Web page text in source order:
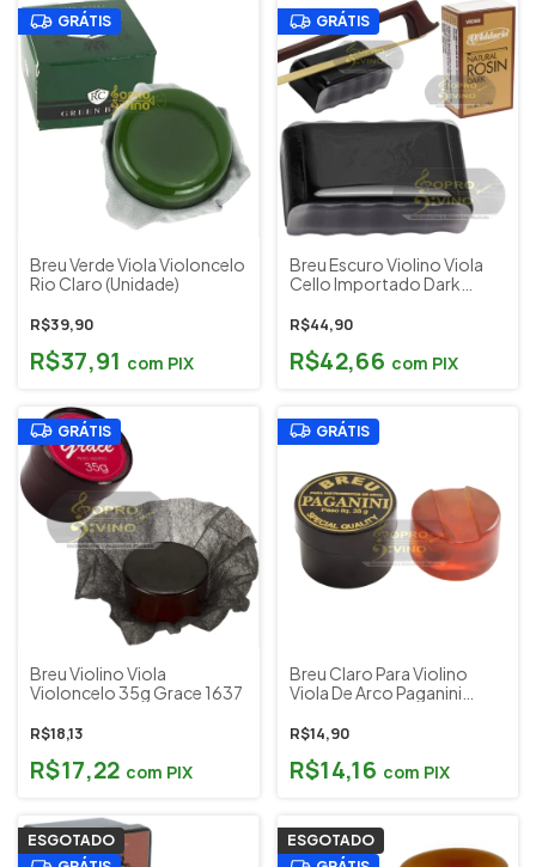
GRÁTIS
Breu Verde Viola Violoncelo
Rio Claro (Unidade)
R$39,90
R$37,91 com PIX
GRÁTIS
Breu Escuro Violino Viola
Cello Importado Dark
R$44,90
R$42,66 com PIX
GRÁTIS
Breu Violino Viola
Violoncelo 35g Grace 1637
R$18,13
R$17,22 com PIX
GRÁTIS
Breu Claro Para Violino
Viola De Arco Paganini
R$14,90
R$14,16 com PIX
ESGOTADO
ESGOTADO